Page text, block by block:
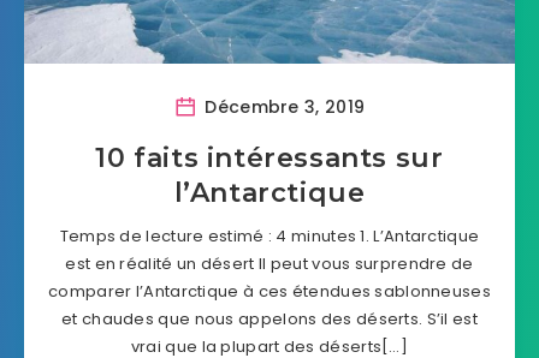
Décembre 3, 2019
10 faits intéressants sur
l’Antarctique
Temps de lecture estimé : 4 minutes 1. L’Antarctique
est en réalité un désert Il peut vous surprendre de
comparer l’Antarctique à ces étendues sablonneuses
et chaudes que nous appelons des déserts. S’il est
vrai que la plupart des déserts[…]